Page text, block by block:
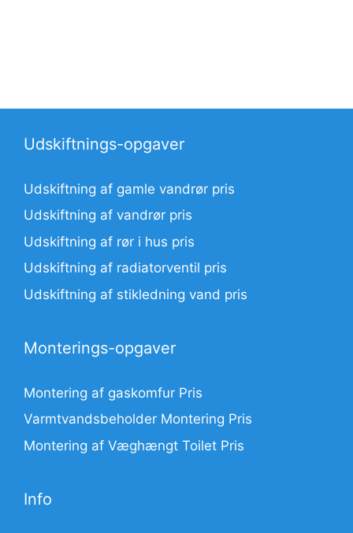
Udskiftnings-opgaver
Udskiftning af gamle vandrør pris
Udskiftning af vandrør pris
Udskiftning af rør i hus pris
Udskiftning af radiatorventil pris
Udskiftning af stikledning vand pris
Monterings-opgaver
Montering af gaskomfur Pris
Varmtvandsbeholder Montering Pris
Montering af Væghængt Toilet Pris
Info